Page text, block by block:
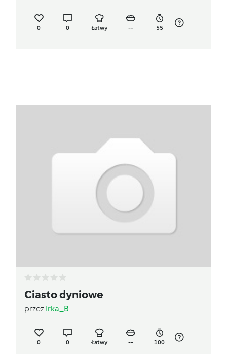
0 0 Łatwy -- 55
Ciasto dyniowe
przez Irka_B
0 0 Łatwy -- 100